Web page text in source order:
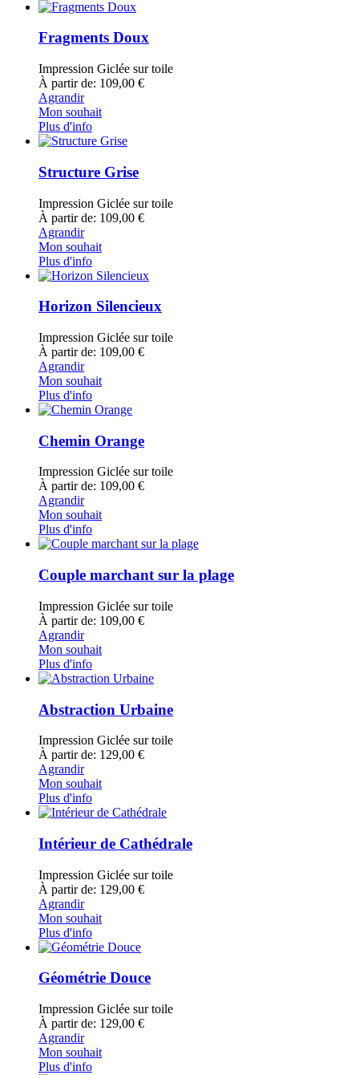
Fragments Doux
Impression Giclée sur toile
À partir de: 109,00 €
Agrandir
Mon souhait
Plus d'info
Structure Grise
Impression Giclée sur toile
À partir de: 109,00 €
Agrandir
Mon souhait
Plus d'info
Horizon Silencieux
Impression Giclée sur toile
À partir de: 109,00 €
Agrandir
Mon souhait
Plus d'info
Chemin Orange
Impression Giclée sur toile
À partir de: 109,00 €
Agrandir
Mon souhait
Plus d'info
Couple marchant sur la plage
Impression Giclée sur toile
À partir de: 109,00 €
Agrandir
Mon souhait
Plus d'info
Abstraction Urbaine
Impression Giclée sur toile
À partir de: 129,00 €
Agrandir
Mon souhait
Plus d'info
Intérieur de Cathédrale
Impression Giclée sur toile
À partir de: 129,00 €
Agrandir
Mon souhait
Plus d'info
Géométrie Douce
Impression Giclée sur toile
À partir de: 129,00 €
Agrandir
Mon souhait
Plus d'info